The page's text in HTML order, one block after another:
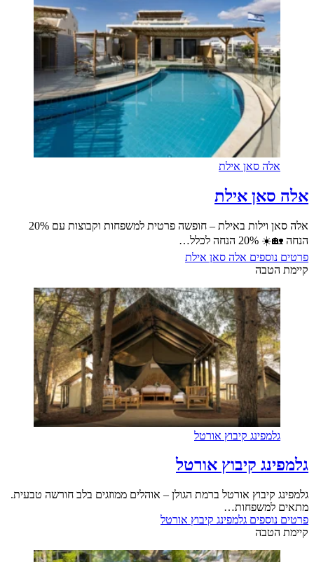
אלה סאן אילת
אלה סאן אילת
אלה סאן וילות באילת – חופשה פרטית למשפחות וקבוצות עם 20%
הנחה 🏡☀️ 20% הנחה לכלל…
פרטים נוספים אלה סאן אילת
קיימת הטבה
גלמפינג קיבוץ אורטל
גלמפינג קיבוץ אורטל
גלמפינג קיבוץ אורטל ברמת הגולן – אוהלים ממוזגים בלב חורשה טבעית.
מתאים למשפחות…
פרטים נוספים גלמפינג קיבוץ אורטל
קיימת הטבה